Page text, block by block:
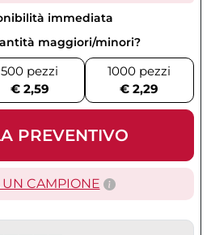
immediata
maggiori/minori?
500 pezzi
€ 2,59
1000 pezzi
€ 2,29
PREVENTIVO
CAMPIONE